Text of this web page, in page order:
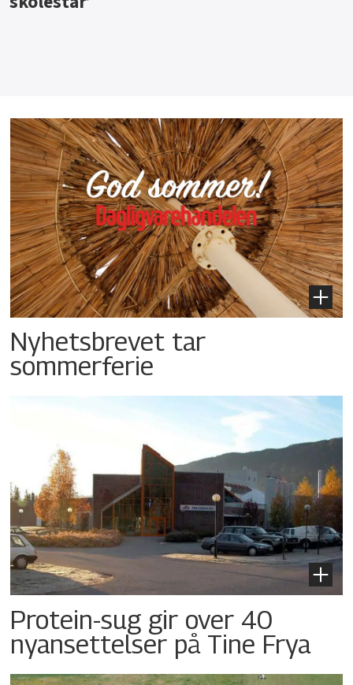
Nyhetsbrevet tar
sommerferie
Protein-sug gir over 40
nyansettelser på Tine Frya